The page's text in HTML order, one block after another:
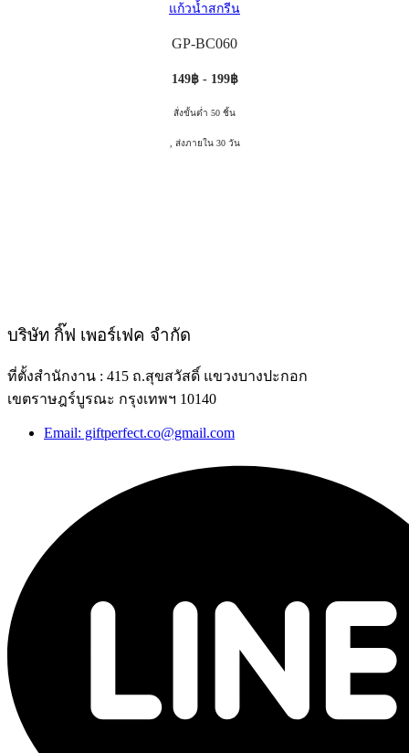
แก้วน้ำสกรีน
GP-BC060
149฿ - 199฿
สั่งขั้นต่ำ 50 ชิ้น
, ส่งภายใน 30 วัน
บริษัท กิ๊ฟ เพอร์เฟค จำกัด
ที่ตั้งสำนักงาน : 415 ถ.สุขสวัสดิ์ แขวงบางปะกอก
เขตราษฎร์บูรณะ กรุงเทพฯ 10140
Email: giftperfect.co@gmail.com